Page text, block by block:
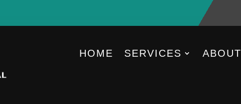
HOME SERVICES ABOUT